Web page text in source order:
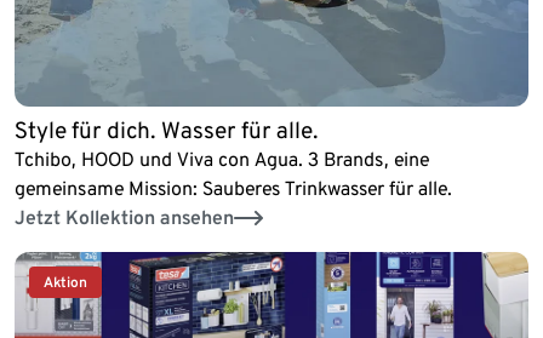
Style für dich. Wasser für alle.
Tchibo, HOOD und Viva con Agua. 3 Brands, eine
gemeinsame Mission: Sauberes Trinkwasser für alle.
Jetzt Kollektion ansehen
Aktion